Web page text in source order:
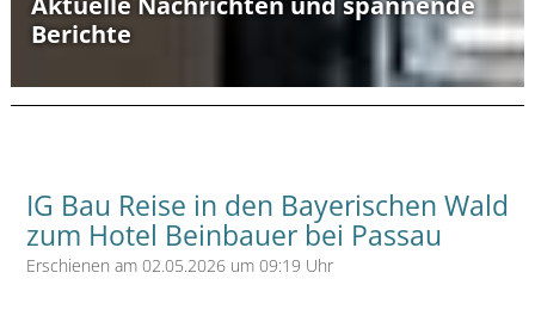
Berichte
IG Bau Reise in den Bayerischen Wald
zum Hotel Beinbauer bei Passau
Erschienen am 02.05.2026 um 09:19 Uhr